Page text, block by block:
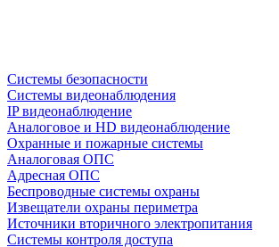
Системы безопасности
Системы видеонаблюдения
IP видеонаблюдение
Аналоговое и HD видеонаблюдение
Охранные и пожарные системы
Аналоговая ОПС
Адресная ОПС
Беспроводные системы охраны
Извещатели охраны периметра
Источники вторичного электропитания
Системы контроля доступа